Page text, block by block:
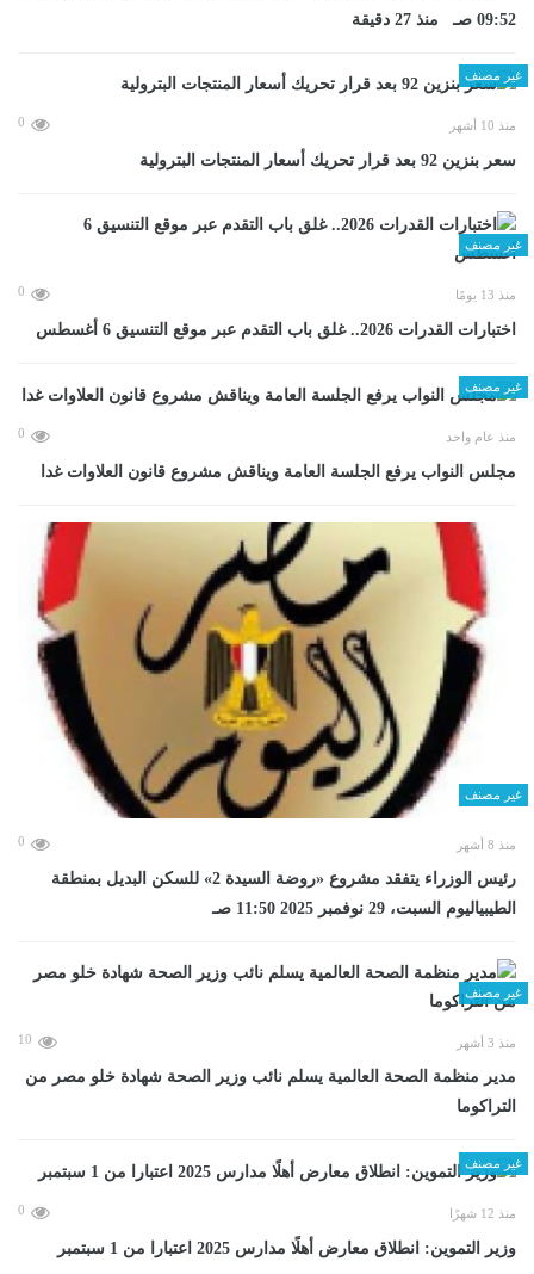
09:52 صـ منذ 27 دقيقة
غير مصنف
منذ 10 أشهر 0
سعر بنزين 92 بعد قرار تحريك أسعار المنتجات البترولية
غير مصنف
منذ 13 يومًا 0
اختبارات القدرات 2026.. غلق باب التقدم عبر موقع التنسيق 6 أغسطس
غير مصنف
منذ عام واحد 0
مجلس النواب يرفع الجلسة العامة ويناقش مشروع قانون العلاوات غدا
غير مصنف
منذ 8 أشهر 0
رئيس الوزراء يتفقد مشروع «روضة السيدة 2» للسكن البديل بمنطقة
الطيبياليوم السبت، 29 نوفمبر 2025 11:50 صـ
غير مصنف
منذ 3 أشهر 10
مدير منظمة الصحة العالمية يسلم نائب وزير الصحة شهادة خلو مصر من
التراكوما
غير مصنف
منذ 12 شهرًا 0
وزير التموين: انطلاق معارض أهلًا مدارس 2025 اعتبارا من 1 سبتمبر